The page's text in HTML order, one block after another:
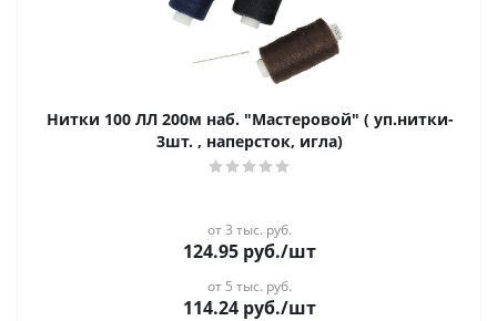
Нитки 100 ЛЛ 200м наб. "Мастеровой" ( уп.нитки-
3шт. , наперсток, игла)
от 3 тыс. руб.
124.95 руб./шт
от 5 тыс. руб.
114.24 руб./шт